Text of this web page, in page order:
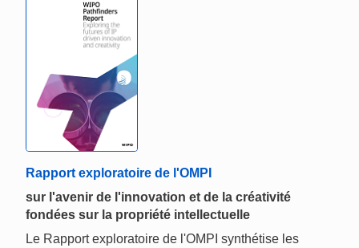
Rapport exploratoire de l'OMPI
sur l'avenir de l'innovation et de la créativité
fondées sur la propriété intellectuelle
Le Rapport exploratoire de l'OMPI synthétise les